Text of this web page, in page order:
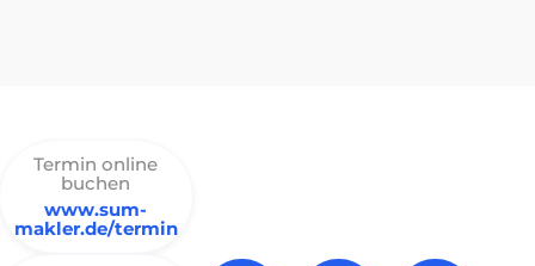
Termin online
buchen
www.sum-
makler.de/termin